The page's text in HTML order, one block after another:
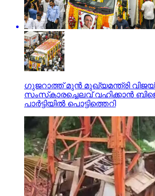
ഗുജറാത്ത് മുന്‍ മുഖ്യമന്ത്രി
സംസ്‌കാരച്ചെലവ് വഹിക്കാന്‍
പാര്‍ട്ടിയില്‍ പൊട്ടിത്തെറി